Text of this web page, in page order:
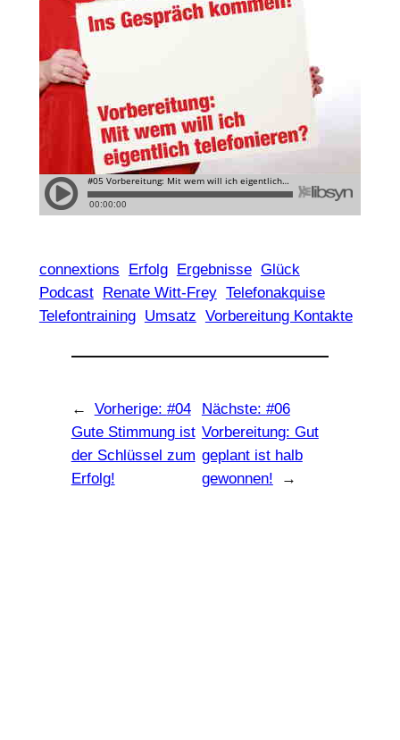
connextions Erfolg Ergebnisse Glück
Podcast
Renate Witt-Frey Telefonakquise
Telefontraining Umsatz Vorbereitung Kontakte
← Vorherige: #04
Gute Stimmung ist
der Schlüssel zum
Erfolg!
Nächste: #06
Vorbereitung: Gut
geplant ist halb
gewonnen!
→